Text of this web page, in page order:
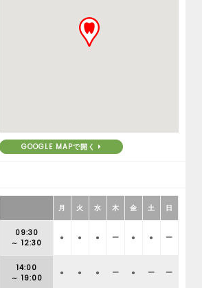
GOOGLE MAPで開く
月 火 水 木 金 土 日
09:30
～ 12:30
● ● ● ー ● ● ー
14:00
～ 19:00
● ● ● ー ● ー ー